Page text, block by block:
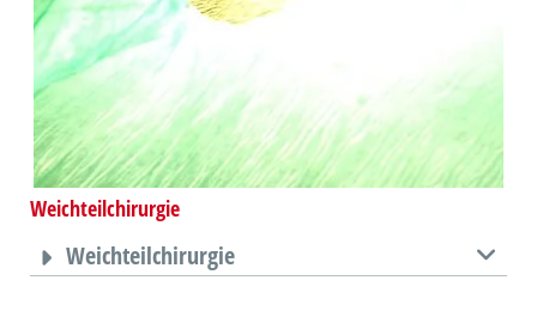
Weichteilchirurgie
Weichteilchirurgie